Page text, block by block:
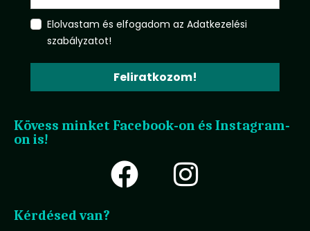
Elolvastam és elfogadom az Adatkezelési
szabályzatot!
Feliratkozom!
Kövess minket Facebook-on és Instagram-
on is!
Kérdésed van?